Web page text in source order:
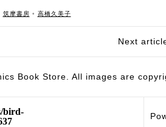
筑摩書房 • 高橋久美子
Next
Book Store. All images are
bird-